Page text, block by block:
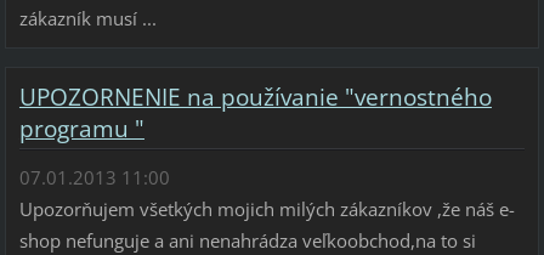
zákazník musí ...
UPOZORNENIE na používanie "vernostného
programu "
07.01.2013 11:00
Upozorňujem všetkých mojich milých zákazníkov ,že náš e-
shop nefunguje a ani nenahrádza veľkoobchod,na to si